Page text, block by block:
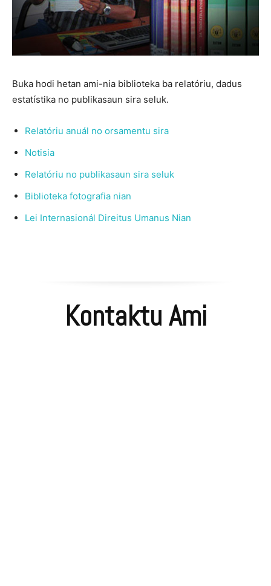
Buka hodi hetan ami-nia biblioteka ba relatóriu, dadus
estatístika no publikasaun sira seluk.
Relatóriu anuál no orsamentu sira
Notisia
Relatóriu no publikasaun sira seluk
Biblioteka fotografia nian
Lei Internasionál Direitus Umanus Nian
Kontaktu Ami